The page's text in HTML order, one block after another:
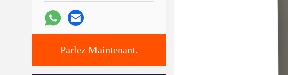
Parlez Maintenant.